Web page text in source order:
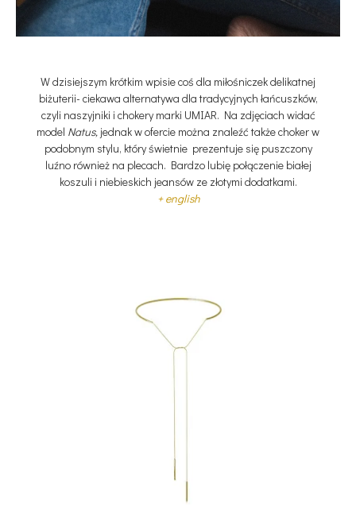
W dzisiejszym krótkim wpisie coś dla miłośniczek delikatnej
biżuterii- ciekawa alternatywa dla tradycyjnych łańcuszków,
czyli naszyjniki i chokery marki UMIAR. Na zdjęciach widać
model Natus, jednak w ofercie można znaleźć także choker w
podobnym stylu, który świetnie prezentuje się puszczony
luźno również na plecach. Bardzo lubię połączenie białej
koszuli i niebieskich jeansów ze złotymi dodatkami.
+ english